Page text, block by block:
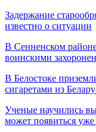
Задержание
известно о ситуации
В Сенненском
воинскими
В Белостоке
сигаретами из
Ученые научились
может появиться уже